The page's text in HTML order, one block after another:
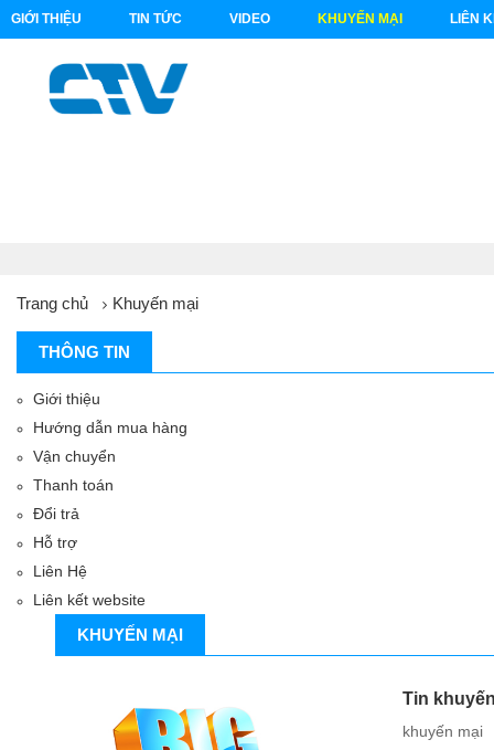
GIỚI THIỆU TIN TỨC VIDEO KHUYẾN MẠI LIÊN
Trang chủ Khuyến mại
THÔNG TIN
Giới thiệu
Hướng dẫn mua hàng
Vận chuyển
Thanh toán
Đổi trả
Hỗ trợ
Liên Hệ
Liên kết website
KHUYẾN MẠI
Tin
khuyến mại